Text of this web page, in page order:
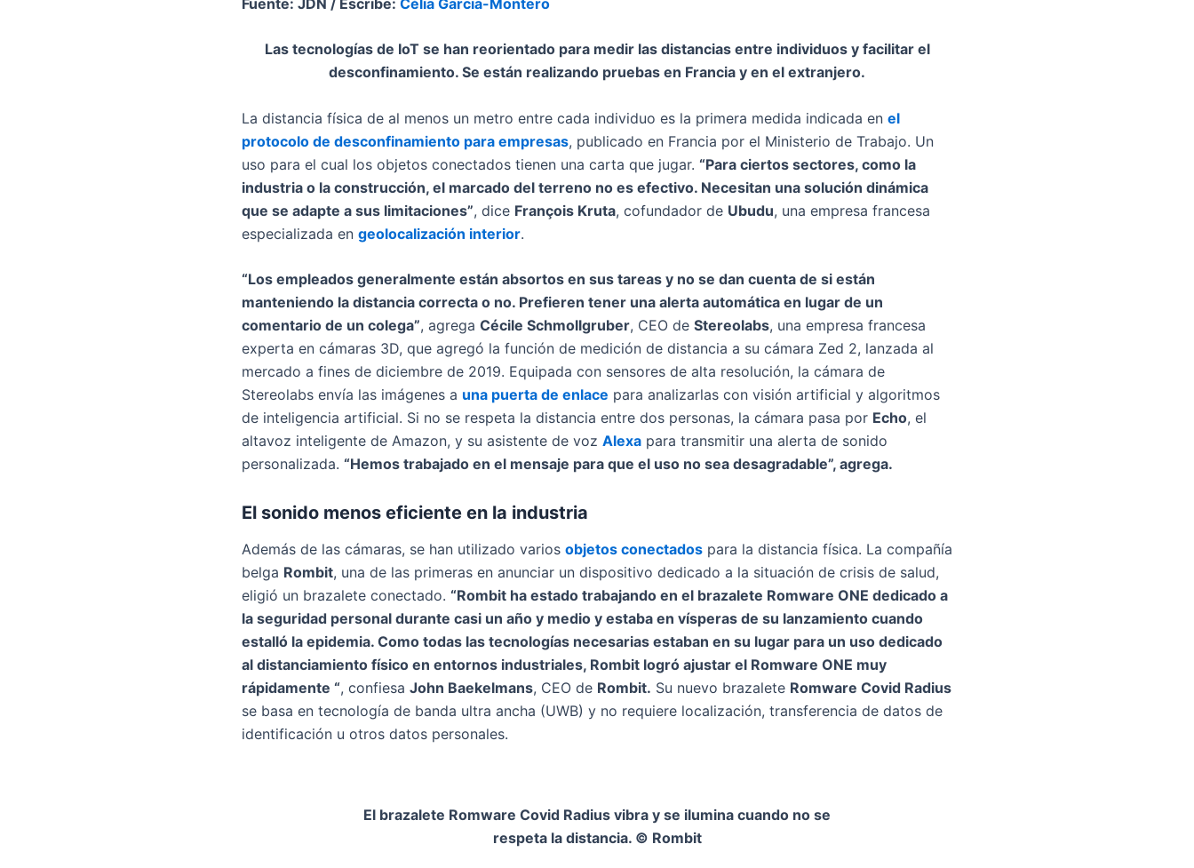
Las tecnologías de IoT se han reorientado para medir las distancias entre individuos y facilitar el
desconfinamiento. Se están realizando pruebas en Francia y en el extranjero.
La distancia física de al menos un metro entre cada individuo es la primera medida indicada en el
protocolo de desconfinamiento para empresas, publicado en Francia por el Ministerio de Trabajo. Un
uso para el cual los objetos conectados tienen una carta que jugar. “Para ciertos sectores, como la
industria o la construcción, el marcado del terreno no es efectivo. Necesitan una solución dinámica
que se adapte a sus limitaciones”, dice François Kruta, cofundador de Ubudu, una empresa francesa
especializada en geolocalización interior.
“Los empleados generalmente están absortos en sus tareas y no se dan cuenta de si están
manteniendo la distancia correcta o no. Prefieren tener una alerta automática en lugar de un
comentario de un colega”, agrega Cécile Schmollgruber, CEO de Stereolabs, una empresa francesa
experta en cámaras 3D, que agregó la función de medición de distancia a su cámara Zed 2, lanzada al
mercado a fines de diciembre de 2019. Equipada con sensores de alta resolución, la cámara de
Stereolabs envía las imágenes a una puerta de enlace para analizarlas con visión artificial y algoritmos
de inteligencia artificial. Si no se respeta la distancia entre dos personas, la cámara pasa por Echo, el
altavoz inteligente de Amazon, y su asistente de voz Alexa para transmitir una alerta de sonido
personalizada. “Hemos trabajado en el mensaje para que el uso no sea desagradable”, agrega.
El sonido menos eficiente en la industria
Además de las cámaras, se han utilizado varios objetos conectados para la distancia física. La compañía
belga Rombit, una de las primeras en anunciar un dispositivo dedicado a la situación de crisis de salud,
eligió un brazalete conectado. “Rombit ha estado trabajando en el brazalete Romware ONE dedicado a
la seguridad personal durante casi un año y medio y estaba en vísperas de su lanzamiento cuando
estalló la epidemia. Como todas las tecnologías necesarias estaban en su lugar para un uso dedicado
al distanciamiento físico en entornos industriales, Rombit logró ajustar el Romware ONE muy
rápidamente “, confiesa John Baekelmans, CEO de Rombit. Su nuevo brazalete Romware Covid Radius
se basa en tecnología de banda ultra ancha (UWB) y no requiere localización, transferencia de datos de
identificación u otros datos personales.
El brazalete Romware Covid Radius vibra y se ilumina cuando no se
respeta la distancia. © Rombit